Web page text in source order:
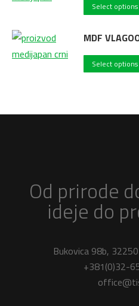
Select options
MDF
Select options
Od prirode
ideje do
Bukovica 98b,
+381(0)32-